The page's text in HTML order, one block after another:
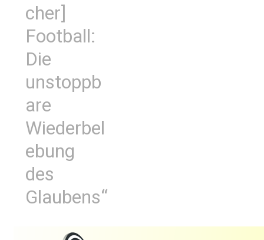
cher]
Football:
Die
unstoppb
are
Wiederbel
ebung
des
Glaubens“